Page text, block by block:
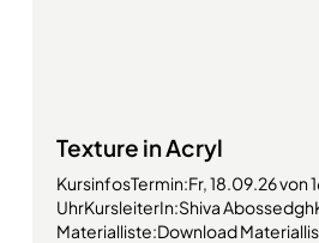
Texture in Acryl
KursinfosTermin:Fr, 18.09.26 von
UhrKursleiterIn:Shiva
Materialliste:Download